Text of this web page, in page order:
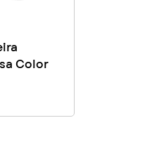
Color